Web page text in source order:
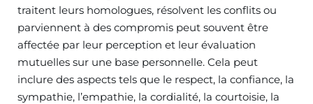
traitent leurs homologues, résolvent les conflits ou
parviennent à des compromis peut souvent être
affectée par leur perception et leur évaluation
mutuelles sur une base personnelle. Cela peut
inclure des aspects tels que le respect, la confiance, la
sympathie, l’empathie, la cordialité, la courtoisie, la